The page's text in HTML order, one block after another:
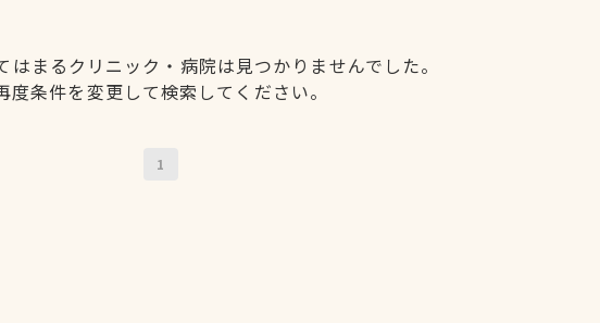
はまるクリニック・病院は見つかりませんでした。
度条件を変更して検索してください。
1